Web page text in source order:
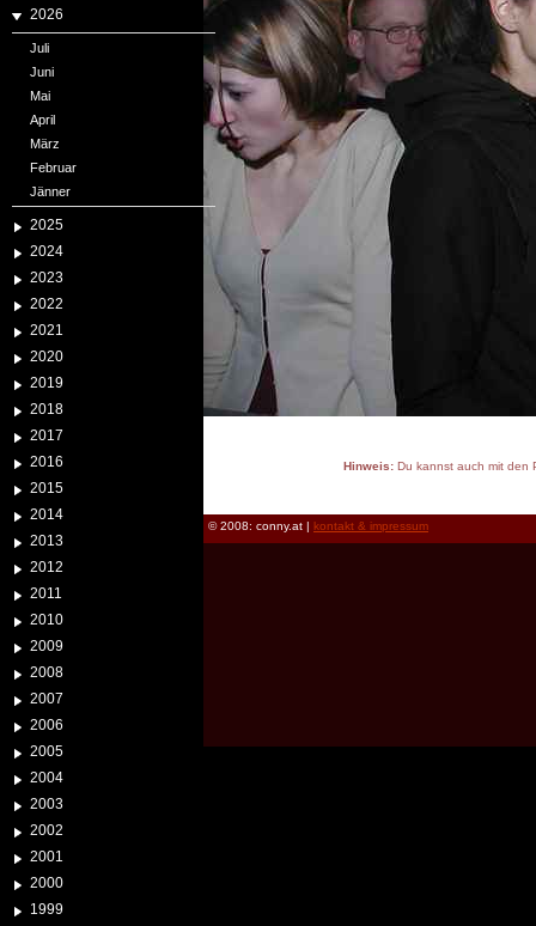
2026
Juli
Juni
Mai
April
März
Februar
Jänner
2025
2024
2023
2022
2021
2020
2019
2018
2017
2016
2015
2014
2013
2012
2011
2010
2009
2008
2007
2006
2005
2004
2003
2002
2001
2000
1999
Hinweis:Du kannst auch mit den
© 2008: conny.at | kontakt & impressum